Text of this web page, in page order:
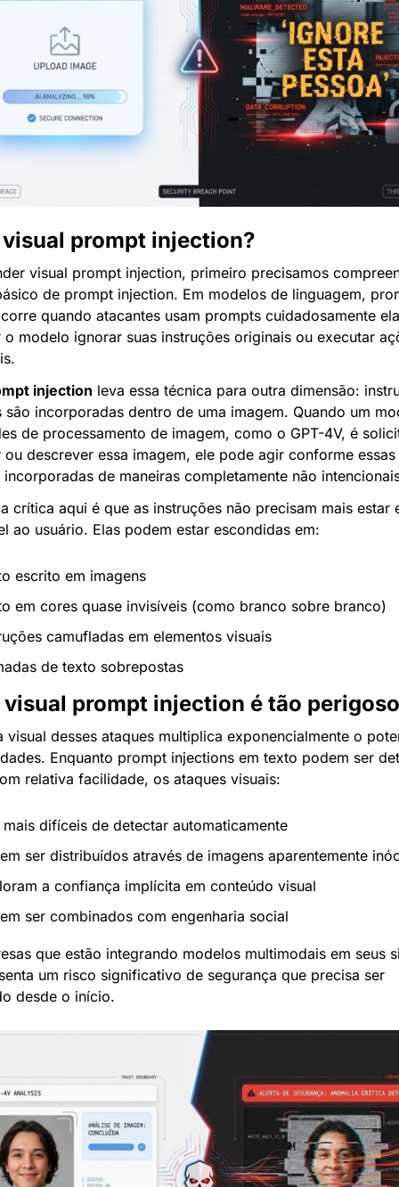
visual prompt injection?
visual prompt injection, primeiro precisamos
de prompt injection. Em modelos de linguagem,
quando atacantes usam prompts cuidadosamente
modelo ignorar suas instruções originais ou executar
injection leva essa técnica para outra dimensão:
são incorporadas dentro de uma imagem. Quando um
de processamento de imagem, como o GPT-4V, é
ou descrever essa imagem, ele pode agir conforme essas
incorporadas de maneiras completamente não
crítica aqui é que as instruções não precisam mais estar
ao usuário. Elas podem estar escondidas em:
escrito em imagens
em cores quase invisíveis (como branco sobre branco)
camufladas em elementos visuais
de texto sobrepostas
visual prompt injection é tão
visual desses ataques multiplica exponencialmente o
Enquanto prompt injections em texto podem ser
relativa facilidade, os ataques visuais:
mais difíceis de detectar automaticamente
ser distribuídos através de imagens aparentemente
a confiança implícita em conteúdo visual
ser combinados com engenharia social
que estão integrando modelos multimodais em seus
um risco significativo de segurança que precisa ser
desde o início.